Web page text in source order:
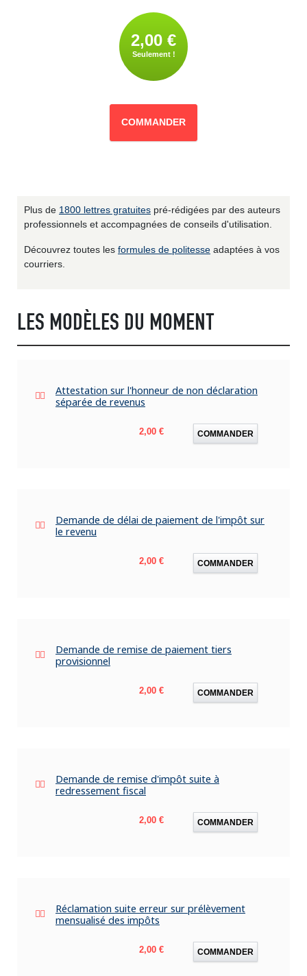
2,00 €
Seulement !
COMMANDER
Plus de 1800 lettres gratuites pré-rédigées par des auteurs
professionnels et accompagnées de conseils d'utilisation.
Découvrez toutes les formules de politesse adaptées à vos
courriers.
LES MODÈLES DU MOMENT
Attestation sur l'honneur de non déclaration
séparée de revenus
Prix
2,00 € COMMANDER
Demande de délai de paiement de l'impôt sur
le revenu
Prix
2,00 € COMMANDER
Demande de remise de paiement tiers
provisionnel
Prix
2,00 € COMMANDER
Demande de remise d'impôt suite à
redressement fiscal
Prix
2,00 € COMMANDER
Réclamation suite erreur sur prélèvement
mensualisé des impôts
Prix
2,00 € COMMANDER